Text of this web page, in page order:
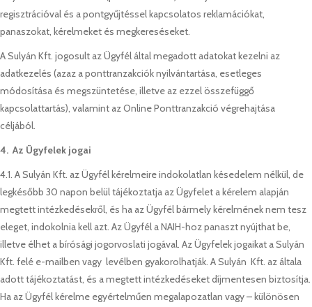
regisztrációval és a pontgyűjtéssel kapcsolatos reklamációkat,
panaszokat, kérelmeket és megkereséseket.
A Sulyán Kft. jogosult az Ügyfél által megadott adatokat kezelni az
adatkezelés (azaz a ponttranzakciók nyilvántartása, esetleges
módosítása és megszüntetése, illetve az ezzel összefüggő
kapcsolattartás), valamint az Online Ponttranzakció végrehajtása
céljából.
4. Az Ügyfelek jogai
4.1. A Sulyán Kft. az Ügyfél kérelmeire indokolatlan késedelem nélkül, de
legkésőbb 30 napon belül tájékoztatja az Ügyfelet a kérelem alapján
megtett intézkedésekről, és ha az Ügyfél bármely kérelmének nem tesz
eleget, indokolnia kell azt. Az Ügyfél a NAIH-hoz panaszt nyújthat be,
illetve élhet a bírósági jogorvoslati jogával. Az Ügyfelek jogaikat a Sulyán
Kft. felé e-mailben vagy levélben gyakorolhatják. A Sulyán Kft. az általa
adott tájékoztatást, és a megtett intézkedéseket díjmentesen biztosítja.
Ha az Ügyfél kérelme egyértelműen megalapozatlan vagy – különösen